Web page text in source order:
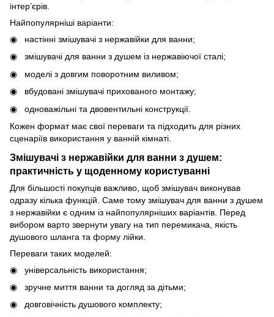
інтер’єрів.
Найпопулярніші варіанти:
настінні змішувачі з нержавійки для ванни;
змішувачі для ванни з душем із нержавіючої сталі;
моделі з довгим поворотним виливом;
вбудовані змішувачі прихованого монтажу;
одноважільні та двовентильні конструкції.
Кожен формат має свої переваги та підходить для різних
сценаріїв використання у ванній кімнаті.
Змішувачі з нержавійки для ванни з душем:
практичність у щоденному користуванні
Для більшості покупців важливо, щоб змішувач виконував
одразу кілька функцій. Саме тому змішувач для ванни з душем
з нержавійки є одним із найпопулярніших варіантів. Перед
вибором варто звернути увагу на тип перемикача, якість
душового шланга та форму лійки.
Переваги таких моделей:
універсальність використання;
зручне миття ванни та догляд за дітьми;
довговічність душового комплекту;